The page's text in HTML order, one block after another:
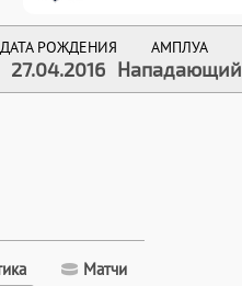
ДАТА РОЖДЕНИЯ
27.04.2016
АМПЛУА
Нападающий
Матчи